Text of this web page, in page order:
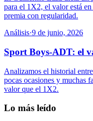
para el 1X2, el valor está
premia con regularidad.
Análisis·9 de junio, 2026
Sport Boys-ADT: el
Analizamos el historial
pocas ocasiones y muchas
valor que el 1X2.
Lo más leído